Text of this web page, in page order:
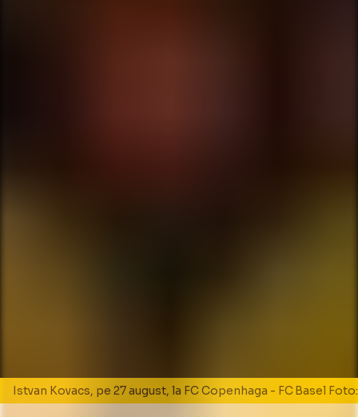
Istvan Kovacs, pe 27 august, la FC Copenhaga - FC Basel